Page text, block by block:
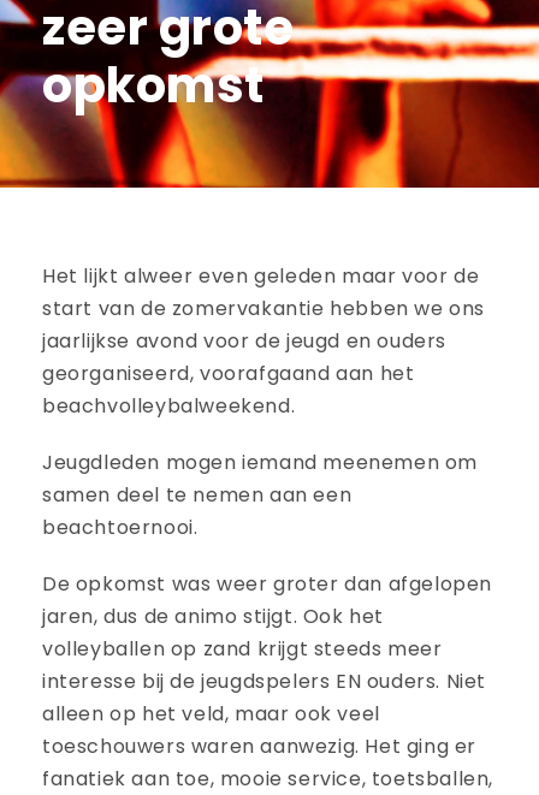
zeer grote
opkomst
Het lijkt alweer even geleden maar voor de
start van de zomervakantie hebben we ons
jaarlijkse avond voor de jeugd en ouders
georganiseerd, voorafgaand aan het
beachvolleybalweekend.
Jeugdleden mogen iemand meenemen om
samen deel te nemen aan een
beachtoernooi.
De opkomst was weer groter dan afgelopen
jaren, dus de animo stijgt. Ook het
volleyballen op zand krijgt steeds meer
interesse bij de jeugdspelers EN ouders. Niet
alleen op het veld, maar ook veel
toeschouwers waren aanwezig. Het ging er
fanatiek aan toe, mooie service, toetsballen,